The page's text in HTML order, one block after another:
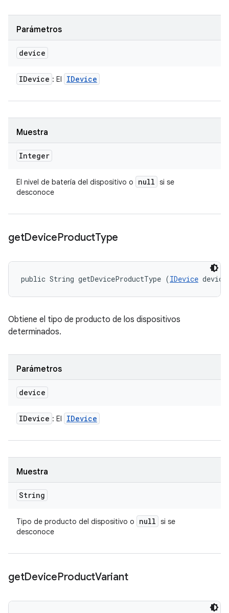
Parámetros
device
IDevice : El IDevice
Muestra
Integer
El nivel de batería del dispositivo o null si se
desconoce
getDeviceProductType
public String getDeviceProductType (IDevice
Obtiene el tipo de producto de los dispositivos
determinados.
Parámetros
device
IDevice : El IDevice
Muestra
String
Tipo de producto del dispositivo o null si se
desconoce
getDeviceProductVariant